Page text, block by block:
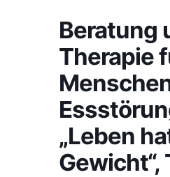
Beratung
Therapie
„Leben
Gewicht“,